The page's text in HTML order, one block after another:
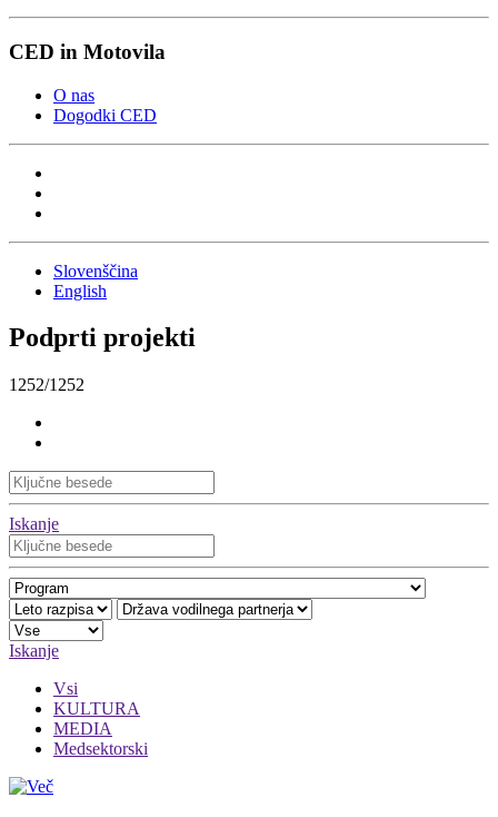
CED in Motovila
O nas
Dogodki CED
Slovenščina
English
Podprti projekti
1252/1252
Iskanje
Iskanje
Vsi
KULTURA
MEDIA
Medsektorski